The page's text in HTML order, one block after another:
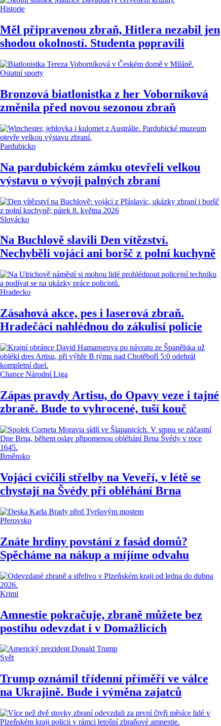
Historie
Měl připravenou zbraň, Hitlera nezabil jen
shodou okolností. Studenta popravili
Ostatní sporty
Bronzová biatlonistka z her Voborníková
změnila před novou sezonou zbraň
Pardubicko
Na pardubickém zámku otevřeli velkou
výstavu o vývoji palných zbraní
Slovácko
Na Buchlově slavili Den vítězství.
Nechyběli vojáci ani boršč z polní kuchyně
Hradecko
Zásahová akce, pes i laserová zbraň.
Hradečáci nahlédnou do zákulisí policie
Chance Národní Liga
Zápas pravdy Artisu, do Opavy veze i tajné
zbraně. Bude to vyhrocené, tuší kouč
Brněnsko
Vojáci cvičili střelby na Veveří, v létě se
chystají na Švédy při obléhání Brna
Přerovsko
Znáte hrdiny povstání z fasád domů?
Spěcháme na nákup a míjíme odvahu
Krimi
Amnestie pokračuje, zbraně můžete bez
postihu odevzdat i v Domažlicích
Svět
Trump oznámil třídenní příměří ve válce
na Ukrajině. Bude i výměna zajatců